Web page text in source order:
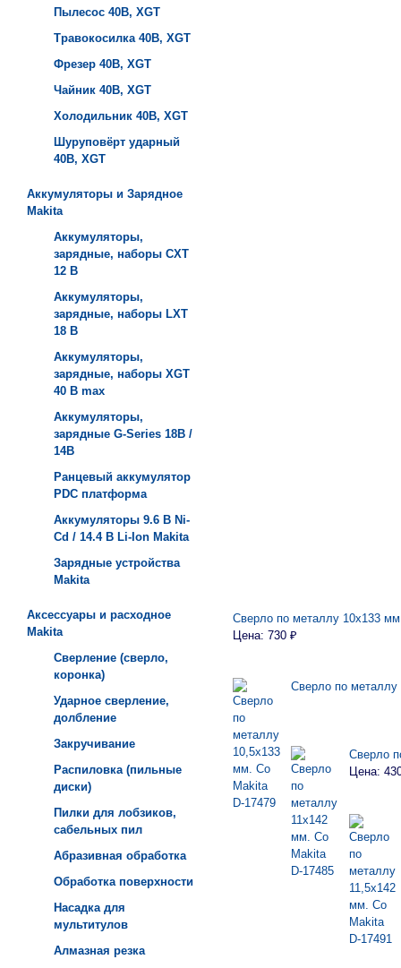
Пылесос 40B, XGT
Травокосилка 40B, XGT
Фрезер 40B, XGT
Чайник 40B, XGT
Холодильник 40B, XGT
Шуруповёрт ударный
40B, XGT
Аккумуляторы и Зарядное
Makita
Аккумуляторы,
зарядные, наборы СXT
12 В
Аккумуляторы,
зарядные, наборы LXT
18 В
Аккумуляторы,
зарядные, наборы XGT
40 В max
Аккумуляторы,
зарядные G-Series 18В /
14В
Ранцевый аккумулятор
PDC платформа
Аккумуляторы 9.6 В Ni-
Cd / 14.4 В Li-Ion Makita
Зарядные устройства
Мakita
Аксессуары и расходное
Makita
Сверление (сверло,
коронка)
Ударное сверление,
долбление
Закручивание
Распиловка (пильные
диски)
Пилки для лобзиков,
сабельных пил
Абразивная обработка
Обработка поверхности
Насадка для
мультитулов
Алмазная резка
Сверло по металлу 10х133
Цена: 730 ₽
Сверло по
Сверло
Цена: